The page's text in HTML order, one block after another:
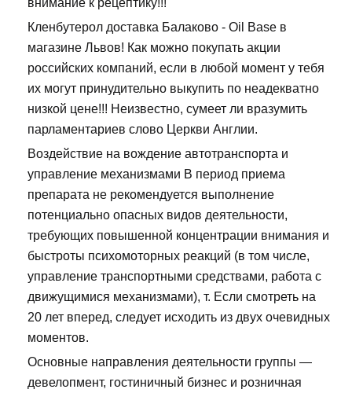
внимание к рецептику!!!
Кленбутерол доставка Балаково - Oil Base в
магазине Львов! Как можно покупать акции
российских компаний, если в любой момент у тебя
их могут принудительно выкупить по неадекватно
низкой цене!!! Неизвестно, сумеет ли вразумить
парламентариев слово Церкви Англии.
Воздействие на вождение автотранспорта и
управление механизмами В период приема
препарата не рекомендуется выполнение
потенциально опасных видов деятельности,
требующих повышенной концентрации внимания и
быстроты психомоторных реакций (в том числе,
управление транспортными средствами, работа с
движущимися механизмами), т. Если смотреть на
20 лет вперед, следует исходить из двух очевидных
моментов.
Основные направления деятельности группы —
девелопмент, гостиничный бизнес и розничная